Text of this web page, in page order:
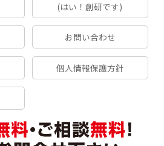
(はい！創研です)
お問い合わせ
個人情報保護方針